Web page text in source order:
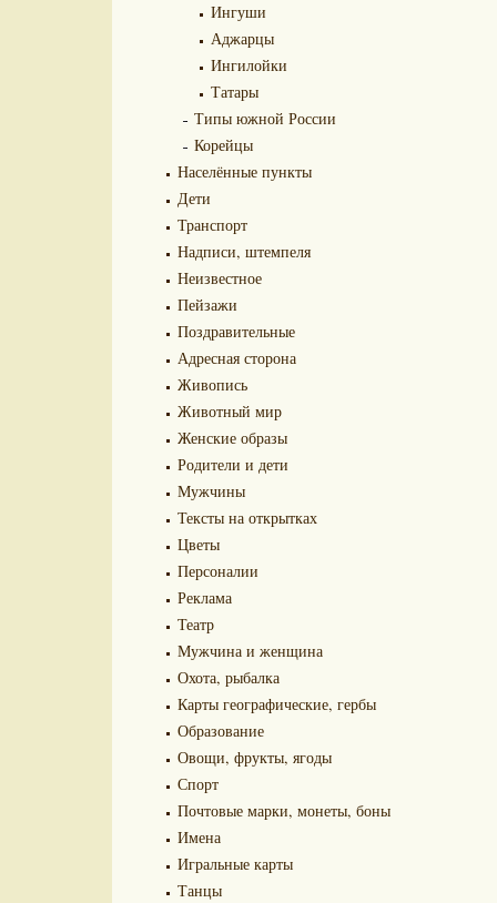
Ингуши
Аджарцы
Ингилойки
Татары
Типы южной России
Корейцы
Населённые пункты
Дети
Транспорт
Надписи, штемпеля
Неизвестное
Пейзажи
Поздравительные
Адресная сторона
Живопись
Животный мир
Женские образы
Родители и дети
Мужчины
Тексты на открытках
Цветы
Персоналии
Реклама
Театр
Мужчина и женщина
Охота, рыбалка
Карты географические, гербы
Образование
Овощи, фрукты, ягоды
Спорт
Почтовые марки, монеты, боны
Имена
Игральные карты
Танцы